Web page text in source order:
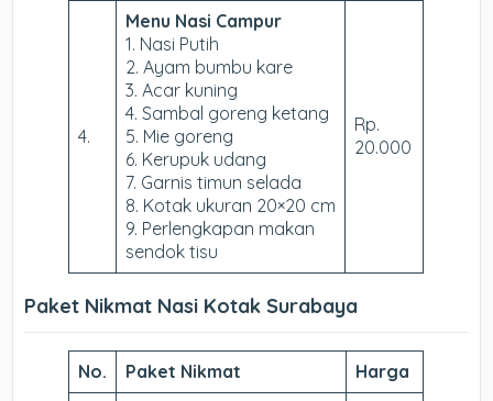
4.
Menu Nasi Campur
1. Nasi Putih
2. Ayam bumbu kare
3. Acar kuning
4. Sambal goreng ketang
5. Mie goreng
6. Kerupuk udang
7. Garnis timun selada
8. Kotak ukuran 20×20 cm
9. Perlengkapan makan
sendok tisu
Rp.
20.000
Paket Nikmat Nasi Kotak Surabaya
No. Paket Nikmat Harga